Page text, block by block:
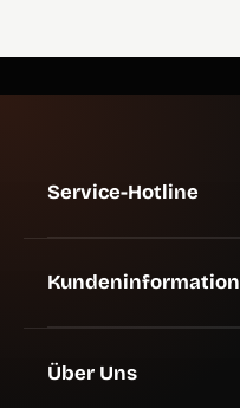
Service-Hotline
Kundeninformation
Über Uns